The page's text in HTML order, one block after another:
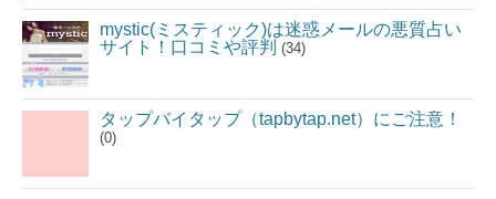
mystic(ミスティック)は迷惑メールの悪質占い
サイト！口コミや評判 (34)
タップバイタップ（tapbytap.net）にご注意！
(0)